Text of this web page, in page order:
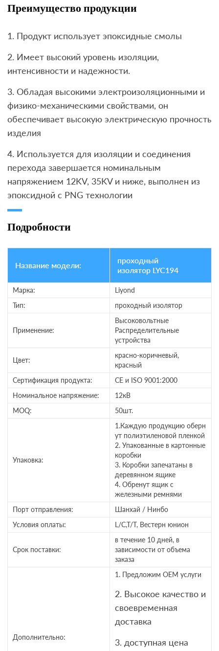
Преимущество продукции
1. Продукт использует эпоксидные смолы
2. Имеет высокий уровень изоляции,
интенсивности и надежности.
3. Обладая высокими электроизоляционными и
физико-механическими свойствами, он
обеспечивает высокую электрическую прочность
изделия
4. Используется для изоляции и соединения
перехода завершается номинальным
напряжением 12KV, 35KV и ниже, выполнен из
эпоксидной с PNG технологии
Подробности
Название модели:
проходный
изолятор LYC194
Марка:
Liyond
Тип:
проходный изолятор
Применение:
Высоковольтные
Распределительные
устройства
Цвет:
красно-коричневый,
красный
Сертификация продукта:
CE и ISO 9001:2000
Номинальное напряжение:
12кВ
MOQ:
50шт.
Упаковка:
1.Каждую продукцию оберн
ут полиэтиленовой пленкой
2. Упакованные в картонные
коробки
3. Коробки запечатаны в
деревянном ящике
4. Обренут ящик с
железными ремнями
Порт отправления:
Шанхай / Нинбо
Условия оплаты:
L/C,T/T, Вестерн юнион
Срок поставки:
в течение 10 дней, в
зависимости от объема
заказа
Дополнительно:
1. Предложим OEM услуги
2. Высокое качество и
своевременная
доставка
3. доступная цена